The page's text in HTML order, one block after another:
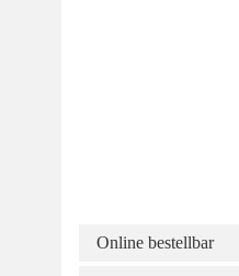
Online bestellbar